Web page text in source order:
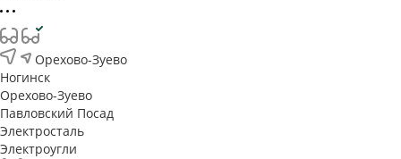
Орехово-Зуево
Ногинск
Орехово-Зуево
Павловский Посад
Электросталь
Электроугли